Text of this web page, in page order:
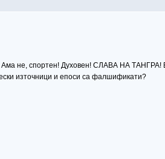
Ама не, спортен! Духовен! СЛАВА НА
източници и епоси са фалшификати?